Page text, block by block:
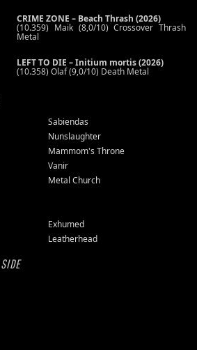
CRIME ZONE – Beach Thrash (2026)
(10.359) Maik (8,0/10) Crossover Thrash
Metal
LEFT TO DIE – Initium mortis (2026)
(10.358) Olaf (9,0/10) Death Metal
Sabiendas
Nunslaughter
Mammom's Throne
Vanir
Metal Church
Exhumed
Leatherhead